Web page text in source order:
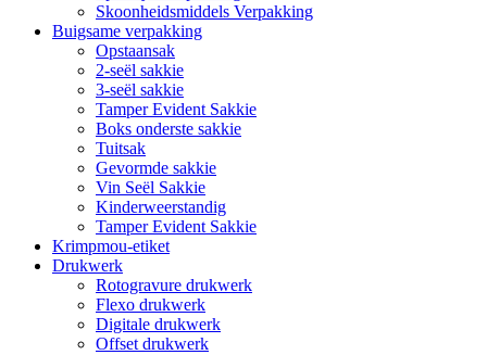
Skoonheidsmiddels Verpakking
Buigsame verpakking
Opstaansak
2-seël sakkie
3-seël sakkie
Tamper Evident Sakkie
Boks onderste sakkie
Tuitsak
Gevormde sakkie
Vin Seël Sakkie
Kinderweerstandig
Tamper Evident Sakkie
Krimpmou-etiket
Drukwerk
Rotogravure drukwerk
Flexo drukwerk
Digitale drukwerk
Offset drukwerk